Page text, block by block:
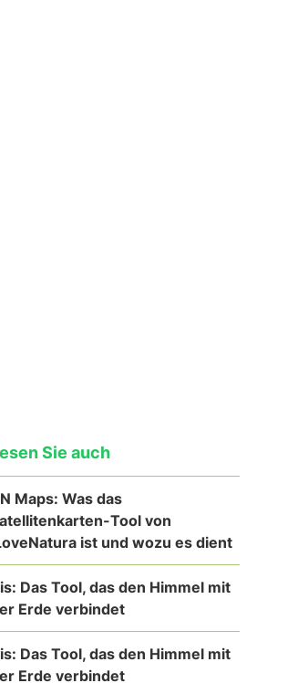
Sie auch
Maps: Was das
Tool von
ist und wozu es dient
Das Tool, das den Himmel mit
Erde verbindet
Das Tool, das den Himmel mit
Erde verbindet